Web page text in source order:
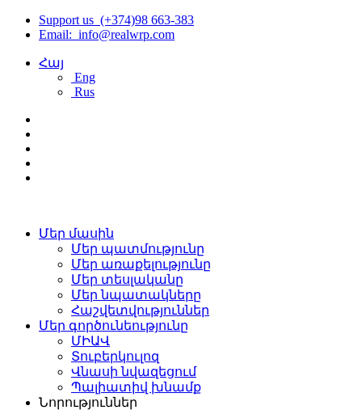
Support us (+374)98 663-383
Email: info@realwrp.com
Հայ
Eng
Rus
Մեր մասին
Մեր պատմությունը
Մեր առաքելությունը
Մեր տեսլականը
Մեր նպատակները
Հաշվետվություններ
Մեր գործունեությունը
ՄԻԱՎ
Տուբերկուլոզ
Վնասի նվազեցում
Պալիատիվ խնամք
Նորություններ